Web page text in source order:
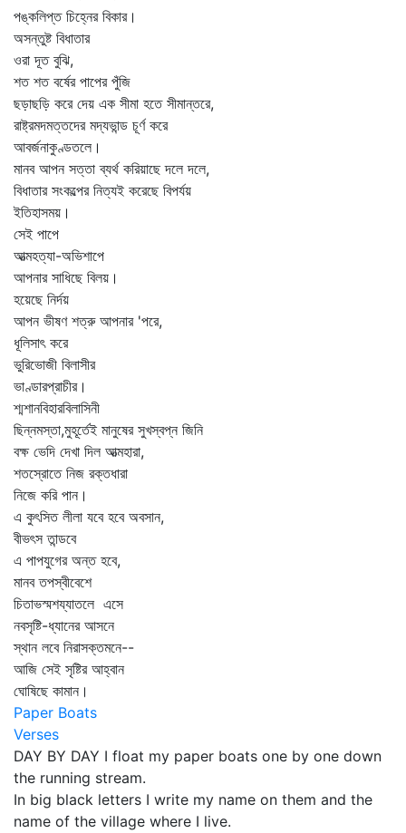
পঙ্কলিপ্ত চিহ্নের বিকার।
অসন্তুষ্ট বিধাতার
ওরা দূত বুঝি,
শত শত বর্ষের পাপের পুঁজি
ছড়াছড়ি করে দেয় এক সীমা হতে সীমান্তরে,
রাষ্ট্রমদমত্তদের মদ্যভান্ড চূর্ণ করে
আবর্জনাকুণ্ডতলে।
মানব আপন সত্তা ব্যর্থ করিয়াছে দলে দলে,
বিধাতার সংকল্পের নিত্যই করেছে বিপর্যয়
ইতিহাসময়।
সেই পাপে
আত্মহত্যা-অভিশাপে
আপনার সাধিছে বিলয়।
হয়েছে নির্দয়
আপন ভীষণ শত্রু আপনার 'পরে,
ধূলিসাৎ করে
ভুরিভোজী বিলাসীর
ভাণ্ডারপ্রাচীর।
শ্মশানবিহারবিলাসিনী
ছিন্নমস্তা,মুহূর্তেই মানুষের সুখস্বপ্ন জিনি
বক্ষ ভেদি দেখা দিল আত্মহারা,
শতস্রোতে নিজ রক্তধারা
নিজে করি পান।
এ কুৎসিত লীলা যবে হবে অবসান,
বীভৎস তান্ডবে
এ পাপযুগের অন্ত হবে,
মানব তপস্বীবেশে
চিতাভস্মশয্যাতলে এসে
নবসৃষ্টি-ধ্যানের আসনে
স্থান লবে নিরাসক্তমনে--
আজি সেই সৃষ্টির আহ্বান
ঘোষিছে কামান।
Paper Boats
Verses
DAY BY DAY I float my paper boats one by one down
the running stream.
In big black letters I write my name on them and the
name of the village where I live.